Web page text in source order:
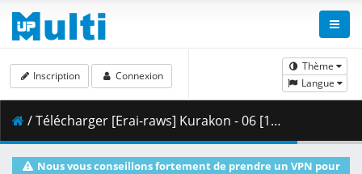
Thème
Langue
Inscription Connexion
/ Télécharger [Erai-raws] Kurakon - 06 [1080p CR WEB-DL AVC AAC][MultiSub][9F8F54C8].mkv.001 ( 460.20 MB )
Nous vous conseillons fortement de prendre un VPN pour